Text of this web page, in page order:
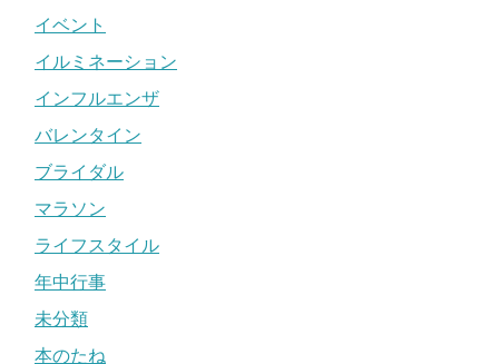
イベント
イルミネーション
インフルエンザ
バレンタイン
ブライダル
マラソン
ライフスタイル
年中行事
未分類
本のたね